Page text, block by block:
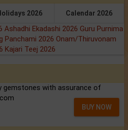
2026 Calendar 2026
Ashadhi Ekadashi 2026 Guru Purnima
Panchami 2026 Onam/Thiruvonam
Kajari Teej 2026
gemstones with assurance of
BUY NOW